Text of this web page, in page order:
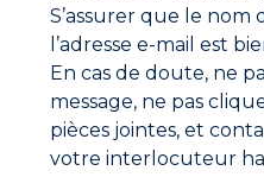
POOL*
S’assurer que le nom
l’adresse e-mail est
En cas de doute, ne
message, ne pas
pièces jointes, et
votre interlocuteur